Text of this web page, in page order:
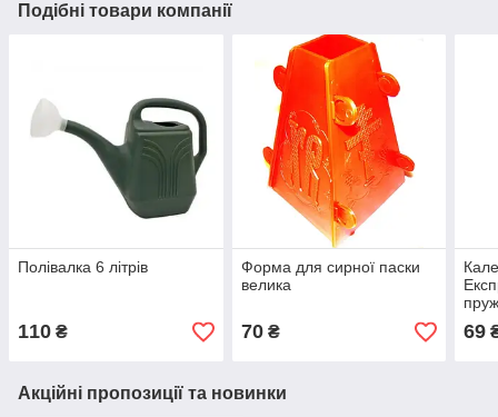
Подібні товари компанії
Полівалка 6 літрів
110 ₴
Форма для сирної паски
велика
70₴ 69
Акційні пропозиції та новинки